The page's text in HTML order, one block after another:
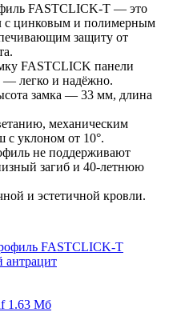
FASTCLICK-Т — это
с цинковым и полимерным
защиту от
FASTCLICK панели
— легко и надёжно.
замка — 33 мм, длина
механическим
с уклоном от 10°.
не поддерживают
загиб и 40-летнюю
и эстетичной кровли.
1.63 Мб